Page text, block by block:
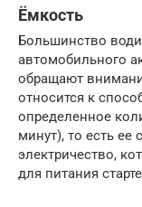
Ёмкость
Большинство
автомобильного
обращают
относится к
определенное
минут), то есть ее
электричество,
для питания